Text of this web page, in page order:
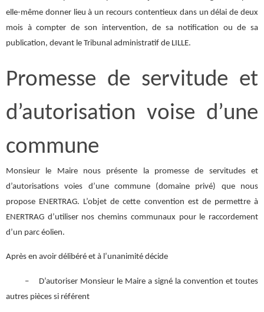
elle-même donner lieu à un recours contentieux dans un délai de deux
mois à compter de son intervention, de sa notification ou de sa
publication, devant le Tribunal administratif de LILLE.
Promesse de servitude et
d’autorisation voise d’une
commune
Monsieur le Maire nous présente la promesse de servitudes et
d’autorisations voies d’une commune (domaine privé) que nous
propose ENERTRAG. L’objet de cette convention est de permettre à
ENERTRAG d’utiliser nos chemins communaux pour le raccordement
d’un parc éolien.
Après en avoir délibéré et à l’unanimité décide
– D’autoriser Monsieur le Maire a signé la convention et toutes
autres pièces si référent